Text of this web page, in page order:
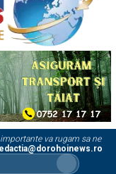
va rugam sa ne